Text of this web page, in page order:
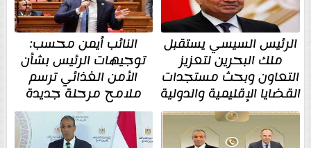
الرئيس السيسي يستقبل
ملك البحرين لتعزيز
التعاون وبحث مستجدات
القضايا الإقليمية والدولية
النائب أيمن محسب:
توجيهات الرئيس بشأن
الأمن الغذائي ترسم
ملامح مرحلة جديدة